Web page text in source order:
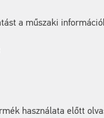
a műszaki
használata előtt